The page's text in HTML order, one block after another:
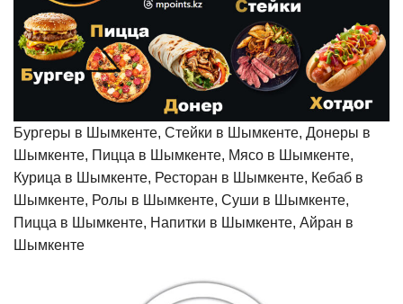
Бургеры в Шымкенте, Стейки в Шымкенте, Донеры в
Шымкенте, Пицца в Шымкенте, Мясо в Шымкенте,
Курица в Шымкенте, Ресторан в Шымкенте, Кебаб в
Шымкенте, Ролы в Шымкенте, Суши в Шымкенте,
Пицца в Шымкенте, Напитки в Шымкенте, Айран в
Шымкенте